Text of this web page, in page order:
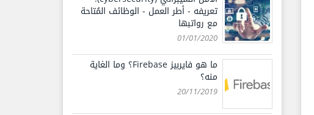
تعريفه - أطر العمل - الوظائف المُتاحة
مع رواتبها
01/01/2020
ما هو فايربيز Firebase؟ وما الغاية
منه؟
20/11/2019